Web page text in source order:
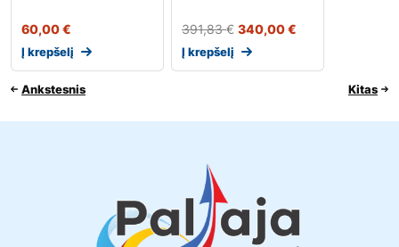
60,00€
Į krepšelį
391,83€ 340,00€
Į krepšelį
Ankstesnis Kitas